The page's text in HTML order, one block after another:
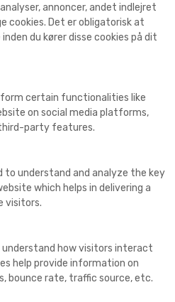
annoncer, andet indlejret
cookies. Det er obligatorisk at
du kører disse cookies på dit
certain functionalities like
on social media platforms,
party features.
to understand and analyze the key
which helps in delivering a
visitors.
how visitors interact
help provide information on
bounce rate, traffic source, etc.